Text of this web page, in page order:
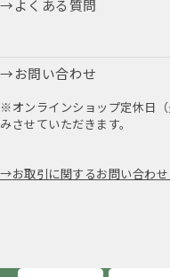
よくある質問
お問い合わせ
※オンラインショップ定休日
みさせていただきます。
お取引に関するお問い合わ